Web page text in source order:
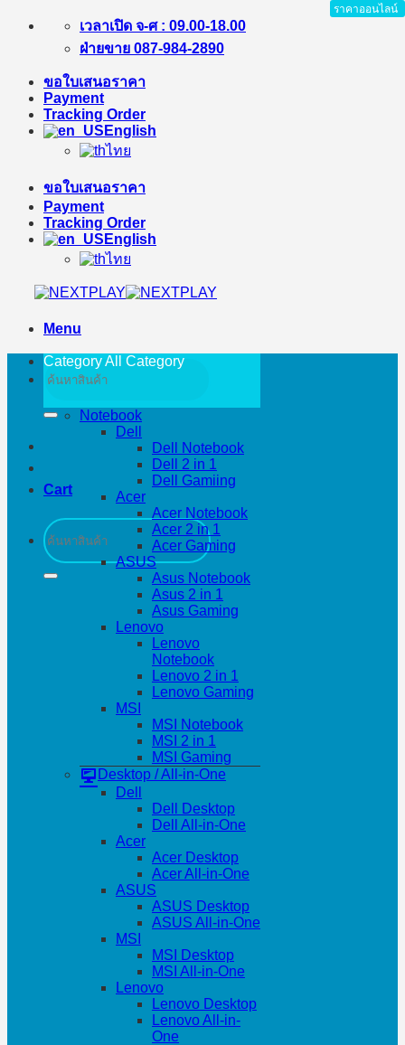
Skip
เวลาเปิด จ-ศ : 09.00-18.00
ฝ่ายขาย 087-984-2890
ขอใบเสนอราคา
Payment
Tracking Order
English
ไทย
ขอใบเสนอราคา
Payment
Tracking Order
English
ไทย
Menu
Search
for:
Cart
Search
for:
Category All Category
Notebook
Dell
Dell Notebook
Dell 2 in 1
Dell Gamiing
Acer
Acer Notebook
Acer 2 in 1
Acer Gaming
ASUS
Asus Notebook
Asus 2 in 1
Asus Gaming
Lenovo
Lenovo
Notebook
Lenovo 2 in 1
Lenovo Gaming
MSI
MSI Notebook
MSI 2 in 1
MSI Gaming
Desktop / All-in-One
Dell
Dell Desktop
Dell All-in-One
Acer
Acer Desktop
Acer All-in-One
ASUS
ASUS Desktop
ASUS All-in-One
MSI
MSI Desktop
MSI All-in-One
Lenovo
Lenovo Desktop
Lenovo All-in-
One
ราคาออนไลน์